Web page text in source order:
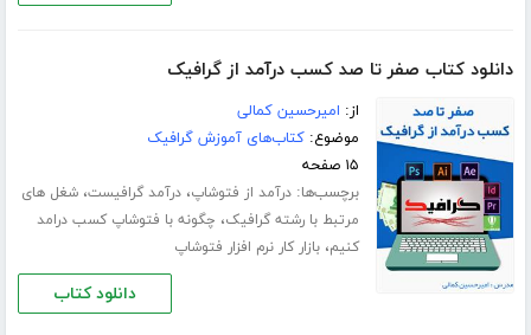
دانلود کتاب صفر تا صد کسب درآمد از گرافیک
از: امیرحسین کمالی
موضوع:کتاب‌های آموزش گرافیک
۱۵ صفحه
برچسب‌ها:درآمد از فتوشاپ،درآمد گرافیست،شغل های
مرتبط با رشته گرافیک، چگونه با فتوشاپ کسب درامد
کنیم،بازار کار نرم افزار فتوشاپ
دانلود کتاب